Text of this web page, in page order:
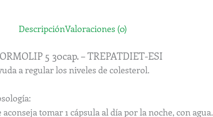
DescripciónValoraciones (0)
5 30cap. – TREPATDIET-ESI
a regular los niveles de colesterol.
aconseja tomar 1 cápsula al día por la noche, con agua.